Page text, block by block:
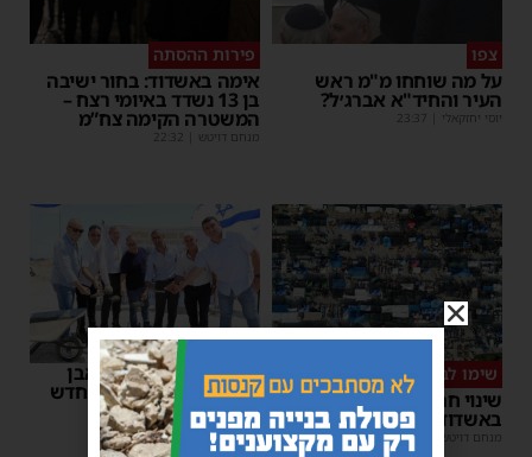
צפו
על מה שוחחו מ"מ ראש
העיר והחיד"א אברג׳ל?
יוסי יחזקאלי 23:37
פירות ההסתה
אימה באשדוד: בחור ישיבה
בן 13 נשדד באיומי רצח –
המשטרה הקימה צח”מ
מנחם דויטש 22:32
שימו לב
שינוי חריג במועד השוק
באשדוד – זה התאריך החדש
מנחם דויטש 16:07
רשות המסים הניחה אבן
פינה למתקן הבידוק החדש
בבית המכס אשדוד
משה קאהן |
15:37